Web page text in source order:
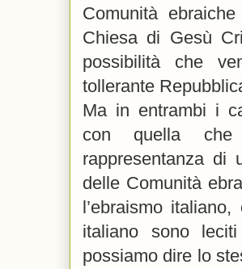
Comunità
Chiesa di Gesù
possibilità che
tollerante
Ma in entrambi i
con quella che
rappresentanza di
delle Comunità
l’ebraismo
italiano sono
possiamo dire lo